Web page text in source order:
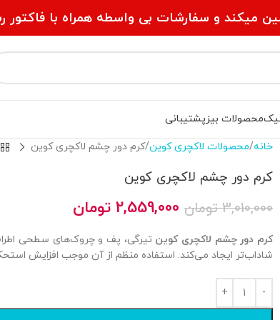
محصولات بیزپشتیبانی
خانه محصولات لاکچری کوین کرم دور چشم لاکچری کوین
کرم دور چشم لاکچری کوین
3,010,000 تومان 2,559,000 تومان
کرم دور چشم لاکچری کوین تیرگی، پف و چروک‌های سطحی
شاداب‌تر ایجاد می‌کند. استفاده منظم از آن موجب افزایش
میکند و سفارشات بی واسطه همراه با فاکتور